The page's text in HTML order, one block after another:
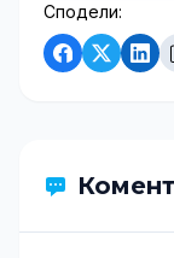
Сподели: